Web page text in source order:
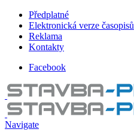
Předplatné
Elektronická verze časopisů
Reklama
Kontakty
Facebook
Navigate